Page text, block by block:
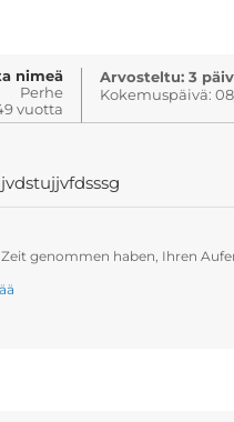
nimeä
Perhe
vuotta
Arvosteltu: 3
Kokemuspäivä:
Zeit genommen haben, Ihren